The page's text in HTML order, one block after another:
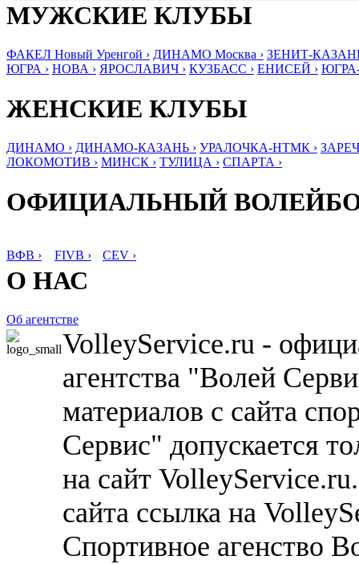
МУЖСКИЕ КЛУБЫ
ФАКЕЛ Новый Уренгой › ДИНАМО Москва › ЗЕНИТ-
ЮГРА › НОВА › ЯРОСЛАВИЧ › КУЗБАСС › ЕНИСЕЙ ›
ЖЕНСКИЕ КЛУБЫ
ДИНАМО › ДИНАМО-КАЗАНЬ › УРАЛОЧКА-НТМК ›
ЛОКОМОТИВ › МИНСК › ТУЛИЦА › СПАРТА ›
ОФИЦИАЛЬНЫЙ
ВФВ › FIVB › CEV ›
О НАС
Об агентстве
VolleyService.ru -
агентства "Волей
материалов с сайта
Сервис" допускается
на сайт
сайта ссылка на
Спортивное агенство